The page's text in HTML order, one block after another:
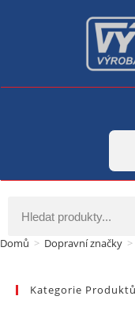
Domů > Dopravní značky >
Kategorie Produktů